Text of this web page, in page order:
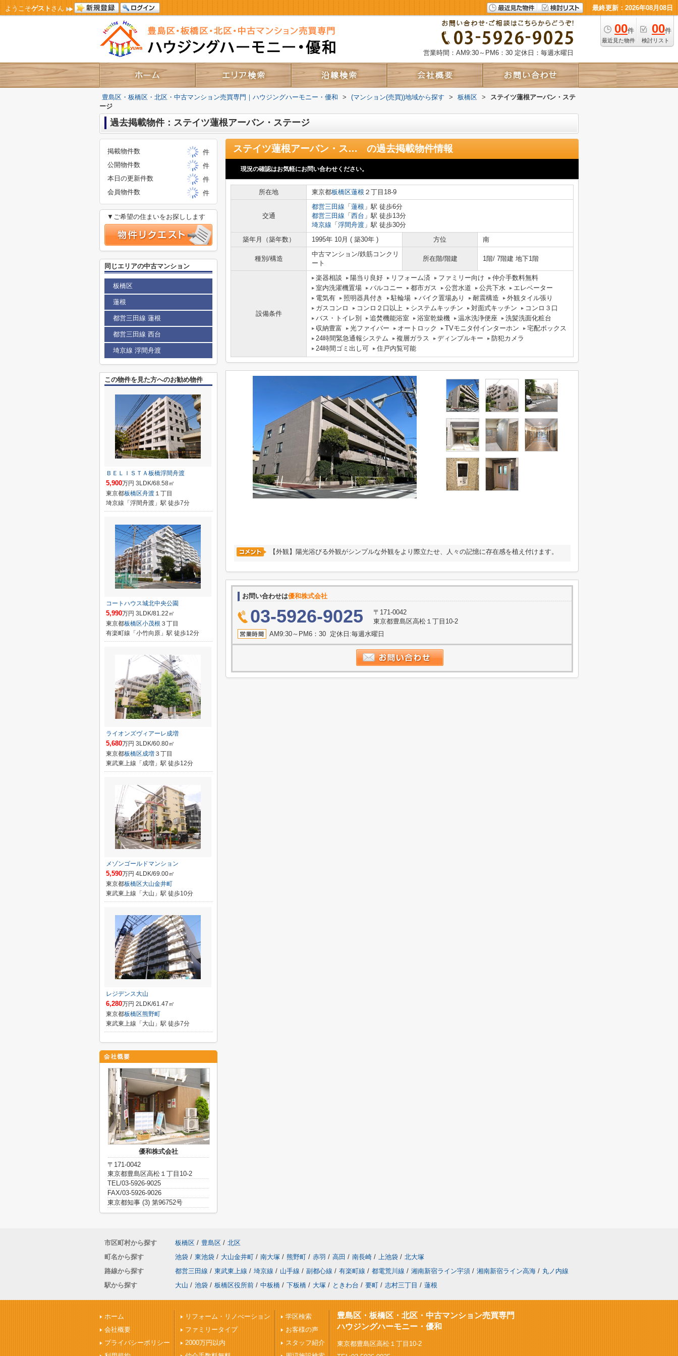
ようこそゲストさん 最終更新：2026年08月08日
00件
最近見た物件
00件
検討リスト
営業時間：AM9:30～PM6：30 定休日：毎週水曜日
豊島区・板橋区・北区・中古マンション売買専門｜ハウジングハーモニー・優和 > (マンション(売買))地域から探す > 板橋区 >
ステイツ蓮根アーバン・ステ
ージ
過去掲載物件：ステイツ蓮根アーバン・ステージ
ステイツ蓮根アーバン・ステージ の過去掲載物件情報
現況の確認はお気軽にお問い合わせください。
所在地 東京都板橋区蓮根 ２丁目18-9
交通
都営三田線 「 蓮根 」駅 徒歩6分
都営三田線 「 西台 」駅 徒歩13分
埼京線 「 浮間舟渡 」駅 徒歩30分
築年月（築年数）
1995年 10月 ( 築30年 ) 方位 南
種別/構造
中古マンション/鉄筋コンクリ
ート
所在階/階建 1階/ 7階建 地下1階
設備条件
楽器相談 陽当り良好 リフォーム済 ファミリー向け
仲介手数料無料
室内洗濯機置場
バルコニー 都市ガス 公営水道 公共下水
エレベーター
電気有
照明器具付き 駐輪場 バイク置場あり 耐震構造
外観タイル張り
ガスコンロ
コンロ２口以上 システムキッチン 対面式キッチン
コンロ３口
バス・トイレ別
追焚機能浴室 浴室乾燥機 温水洗浄便座
洗髪洗面化粧台
収納豊富
光ファイバー オートロック TVモニタ付インターホン
宅配ボックス
24時間緊急通報システム
複層ガラス ディンプルキー
防犯カメラ
24時間ゴミ出し可
住戸内覧可能
【外観】陽光浴びる外観がシンプルな外観をより際立たせ、人々の記憶に存在感を植え付けます。
お問い合わせは優和株式会社
03-5926-9025
〒171-0042
東京都豊島区高松１丁目10-2
AM9:30～PM6：30 定休日:毎週水曜日
掲載物件数
件
公開物件数
件
本日の更新件数
件
会員物件数
件
▼ご希望の住まいをお探しします
同じエリアの中古マンション
板橋区
蓮根
都営三田線 蓮根
都営三田線 西台
埼京線 浮間舟渡
この物件を見た方へのお勧め物件
ＢＥＬＩＳＴＡ板橋浮間舟渡
5,900万円 3LDK/68.58㎡
東京都板橋区舟渡 １丁目
埼京線「浮間舟渡」駅 徒歩7分
コートハウス城北中央公園
5,990万円 3LDK/81.22㎡
東京都板橋区小茂根 ３丁目
有楽町線「小竹向原」駅 徒歩12分
ライオンズヴィアーレ成増
5,680万円 3LDK/60.80㎡
東京都板橋区成増 ３丁目
東武東上線「成増」駅 徒歩12分
メゾンゴールドマンション
5,590万円 4LDK/69.00㎡
東京都板橋区大山金井町
東武東上線「大山」駅 徒歩10分
レジデンス大山
6,280万円 2LDK/61.47㎡
東京都板橋区熊野町
東武東上線「大山」駅 徒歩7分
優和株式会社
〒171-0042
東京都豊島区高松１丁目10-2
TEL/03-5926-9025
FAX/03-5926-9026
東京都知事 (3) 第96752号
市区町村から探す 板橋区 / 豊島区 / 北区
町名から探す
池袋 / 東池袋 / 大山金井町 / 南大塚 / 熊野町 / 赤羽 / 高田 / 南長崎 / 上池袋 / 北大塚
路線から探す
都営三田線 / 東武東上線 / 埼京線 / 山手線 / 副都心線 / 有楽町線 / 都電荒川線 / 湘南新宿ライン宇須 / 湘南新宿ライン高海 / 丸ノ内線
駅から探す
大山 / 池袋 / 板橋区役所前 / 中板橋 / 下板橋 / 大塚 / ときわ台 / 要町 / 志村三丁目 / 蓮根
ホーム
会社概要
プライバシーポリシー
リフォーム・リノべーション
ファミリータイプ
2000万円以内
学区検索
お客様の声
スタッフ紹介
豊島区・板橋区・北区・中古マンション売買専門
ハウジングハーモニー・優和
東京都豊島区高松１丁目10-2